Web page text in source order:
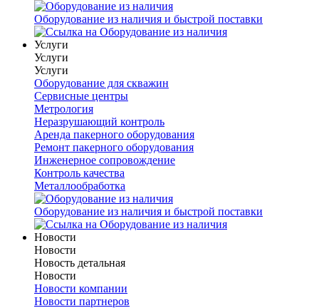
Оборудование из наличия и быстрой поставки
Услуги
Услуги
Услуги
Оборудование для скважин
Сервисные центры
Метрология
Неразрушающий контроль
Аренда пакерного оборудования
Ремонт пакерного оборудования
Инженерное сопровождение
Контроль качества
Металлообработка
Оборудование из наличия и быстрой поставки
Новости
Новости
Новость детальная
Новости
Новости компании
Новости партнеров